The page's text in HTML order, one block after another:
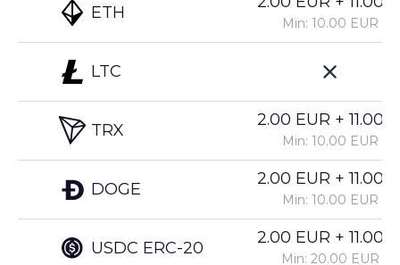
ETH
LTC
TRX
DOGE
USDC ERC-20
Min: 10.00 EUR
2.00 EUR +
Min: 10.00 EUR
2.00 EUR +
Min: 10.00 EUR
2.00 EUR +
Min: 20.00 EUR